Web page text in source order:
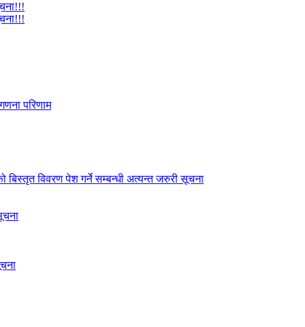
परिणाम
बिस्तृत विवरण पेश गर्ने सम्बन्धी अत्यन्त जरुरी सूचना